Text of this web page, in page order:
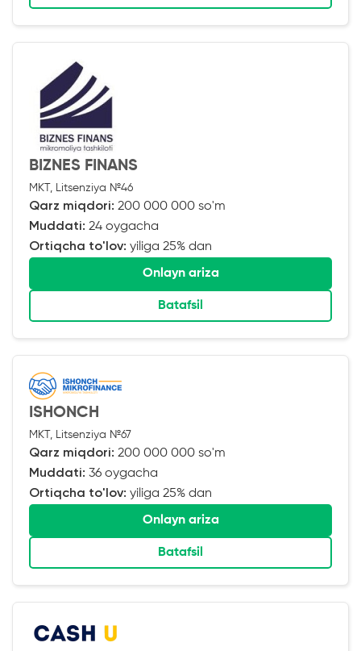
BIZNES FINANS
MKT, Litsenziya №46
Qarz miqdori: 200 000 000 so'm
Muddati: 24 oygacha
Ortiqcha to'lov: yiliga 25% dan
Onlayn ariza
Batafsil
ISHONCH
MKT, Litsenziya №67
Qarz miqdori: 200 000 000 so'm
Muddati: 36 oygacha
Ortiqcha to'lov: yiliga 25% dan
Onlayn ariza
Batafsil